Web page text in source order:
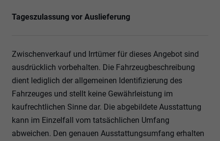
Tageszulassung vor Auslieferung
Zwischenverkauf und Irrtümer für dieses Angebot sind
ausdrücklich vorbehalten. Die Fahrzeugbeschreibung
dient lediglich der allgemeinen Identifizierung des
Fahrzeuges und stellt keine Gewährleistung im
kaufrechtlichen Sinne dar. Die abgebildete Ausstattung
kann im Einzelfall vom tatsächlichen Umfang
abweichen. Den genauen Ausstattungsumfang erhalten